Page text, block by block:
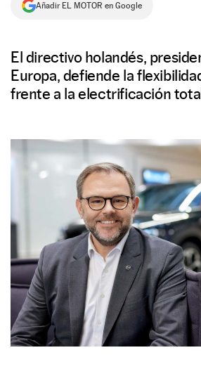
SÍGUENOS
Añadir EL MOTOR en Google
El directivo holandés,
Europa, defiende la
frente a la electrificación